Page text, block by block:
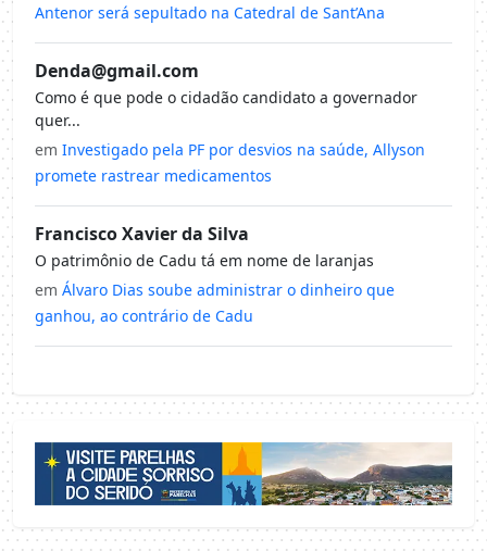
Antenor será sepultado na Catedral de Sant’Ana
Denda@gmail.com
Como é que pode o cidadão candidato a governador
quer...
em Investigado pela PF por desvios na saúde, Allyson
promete rastrear medicamentos
Francisco Xavier da Silva
O patrimônio de Cadu tá em nome de laranjas
em Álvaro Dias soube administrar o dinheiro que
ganhou, ao contrário de Cadu